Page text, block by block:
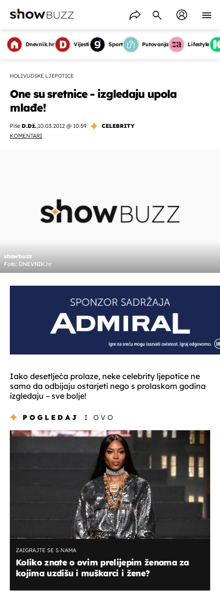
Dnevnik.hr Vijesti Sport Putovanja Lifestyle
HOLIVUDSKE LJEPOTICE
One su sretnice - izgledaju upola
mlađe!
Piše D.Dž.,10.03.2012 @ 10:59
CELEBRITY
KOMENTARI
showbuzz
Foto: DNEVNIK.hr
Iako desetljeća prolaze, neke celebrity ljepotice ne
samo da odbijaju ostarjeti nego s prolaskom godina
izgledaju – sve bolje!
POGLEDAJ I OVO
ZAIGRAJTE SE S NAMA
Koliko znate o ovim prelijepim ženama za
kojima uzdišu i muškarci i žene?